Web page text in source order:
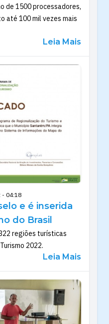
de 1500 processadores,
até 100 mil vezes mais
Leia Mais
- 04:18
e é inserida
do Brasil
regiões turísticas
2022.
Leia Mais